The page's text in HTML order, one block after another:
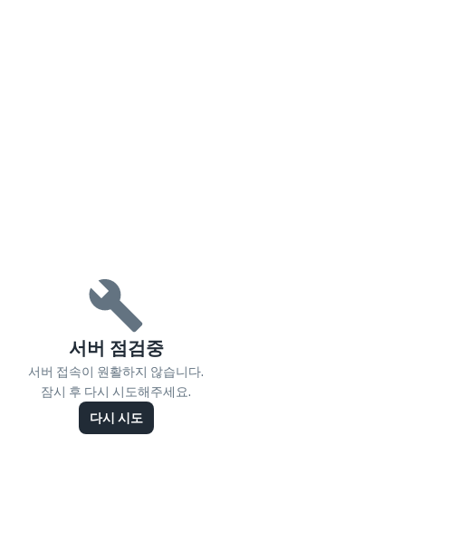
서버 점검중
서버 접속이 원활하지 않습니다.
잠시 후 다시 시도해주세요.
다시 시도